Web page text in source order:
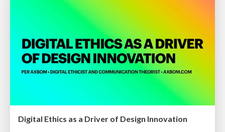
Digital Ethics as a Driver of Design Innovation